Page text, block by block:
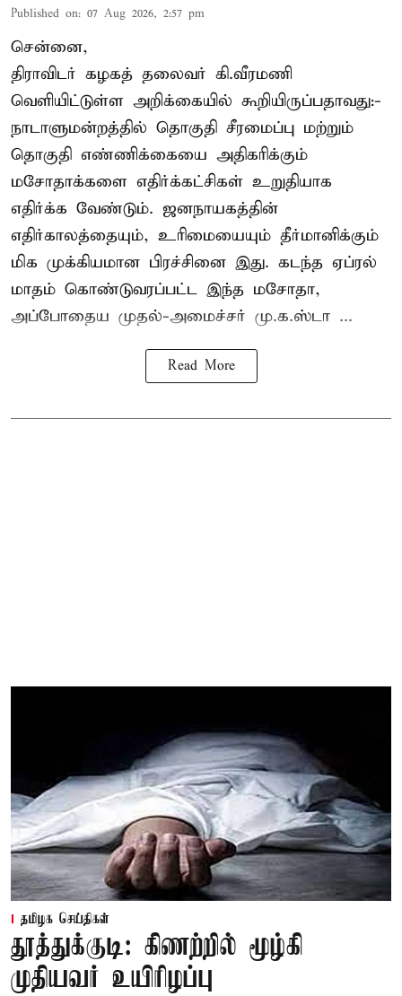
Published on: 07 Aug 2026, 2:57 pm
சென்னை,
திராவிடர் கழகத் தலைவர் கி.வீரமணி
வெளியிட்டுள்ள அறிக்கையில் கூறியிருப்பதாவது:-
நாடாளுமன்றத்தில் தொகுதி சீரமைப்பு மற்றும்
தொகுதி எண்ணிக்கையை அதிகரிக்கும்
மசோதாக்களை எதிர்க்கட்சிகள் உறுதியாக
எதிர்க்க வேண்டும். ஜனநாயகத்தின்
எதிர்காலத்தையும், உரிமையையும் தீர்மானிக்கும்
மிக முக்கியமான பிரச்சினை இது. கடந்த ஏப்ரல்
மாதம் கொண்டுவரப்பட்ட இந்த மசோதா,
அப்போதைய முதல்-அமைச்சர் மு.க.ஸ்டா ...
Read More
தமிழக செய்திகள்
தூத்துக்குடி: கிணற்றில் மூழ்கி
முதியவர் உயிரிழப்பு